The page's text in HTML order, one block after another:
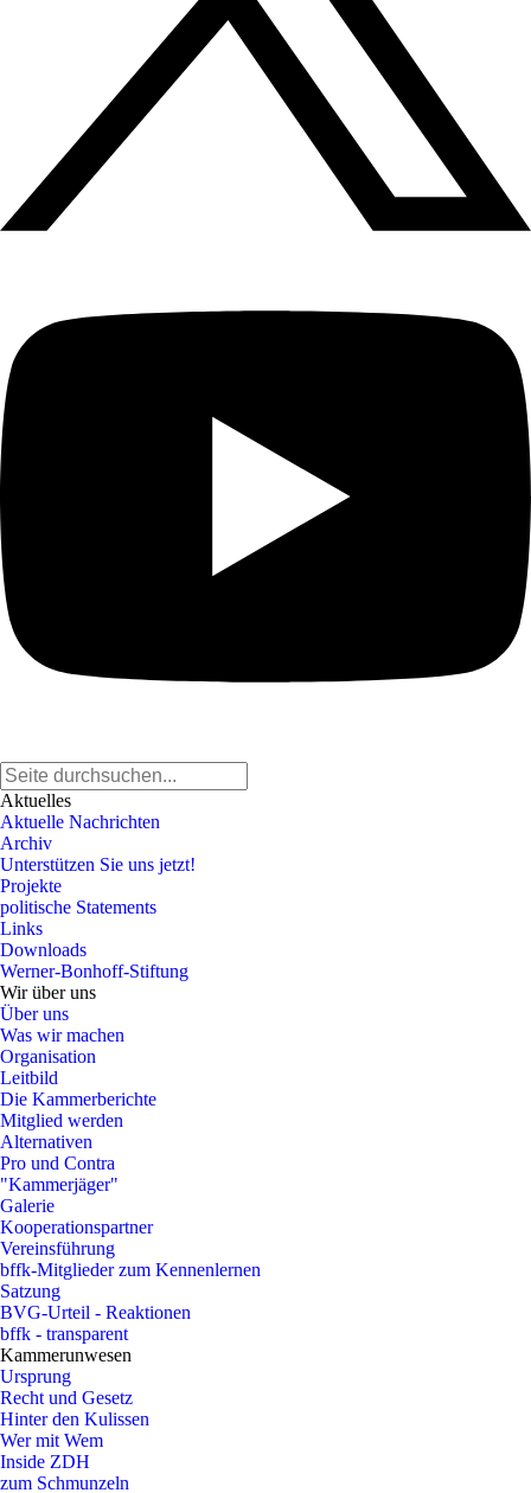
Aktuelles
Aktuelle Nachrichten
Archiv
Unterstützen Sie uns jetzt!
Projekte
politische Statements
Links
Downloads
Werner-Bonhoff-Stiftung
Wir über uns
Über uns
Was wir machen
Organisation
Leitbild
Die Kammerberichte
Mitglied werden
Alternativen
Pro und Contra
"Kammerjäger"
Galerie
Kooperationspartner
Vereinsführung
bffk-Mitglieder zum Kennenlernen
Satzung
BVG-Urteil - Reaktionen
bffk - transparent
Kammerunwesen
Ursprung
Recht und Gesetz
Hinter den Kulissen
Wer mit Wem
Inside ZDH
zum Schmunzeln